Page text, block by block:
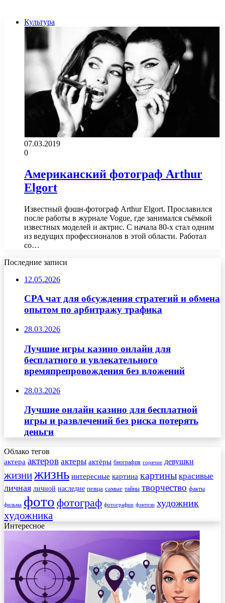
Культура
07.03.2019
0
Американский фотограф Arthur
Elgort
Известный фэшн-фотограф Arthur Elgort. Прославился
после работы в журнале Vogue, где занимался съёмкой
известных моделей и актрис. С начала 80-х стал одним
из ведущих профессионалов в этой области. Работал
со…
Последние записи
12.05.2026
CPA чат для обсуждения стратегий и обмена
опытом по арбитражу трафика
28.03.2026
Лучшие игры казино онлайн для
бесплатного и увлекательного
времяпрепровождения без вложений
28.03.2026
Лучшие онлайн казино для бесплатной
игры и развлечений без риска потерять
деньги
Облако тегов
актера актеров актеры актёры биография горячие девушки
жизнижизнь интересные картина картины красивые
личная личной наследие певца самые тайны творчество факты
фильма фото фотограф фотографии фэнтези художник
художника
Интересное